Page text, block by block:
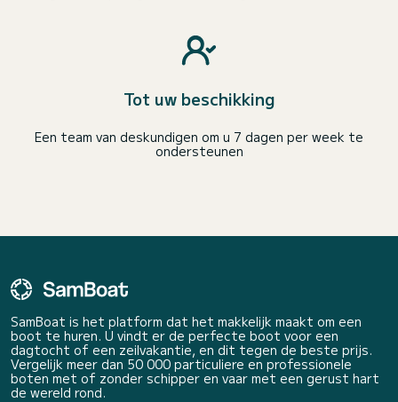
Tot uw beschikking
Een team van deskundigen om u 7 dagen per week te
ondersteunen
SamBoat is het platform dat het makkelijk maakt om een
boot te huren. U vindt er de perfecte boot voor een
dagtocht of een zeilvakantie, en dit tegen de beste prijs.
Vergelijk meer dan 50 000 particuliere en professionele
boten met of zonder schipper en vaar met een gerust hart
de wereld rond.